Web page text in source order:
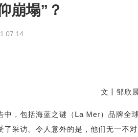
崩塌”？
文丨邹欣
中，包括海蓝之谜（La Mer）品牌全
采访。令人意外的是，他们无一不